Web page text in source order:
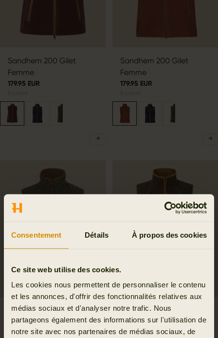
Consentement Détails À propos des cookies
Ce site web utilise des cookies.
Les cookies nous permettent de personnaliser le contenu
et les annonces, d'offrir des fonctionnalités relatives aux
médias sociaux et d'analyser notre trafic. Nous
partageons également des informations sur l'utilisation de
notre site avec nos partenaires de médias sociaux, de
Sandhem 200 Gilet
Femme
179.95 EUR
Sandhem 200 Gilet
Femme
179.95 EUR
Sandhem 200 Gilet
Femme
179.95 EUR
Sandhem 200 Gilet
Femme
179.95 EUR